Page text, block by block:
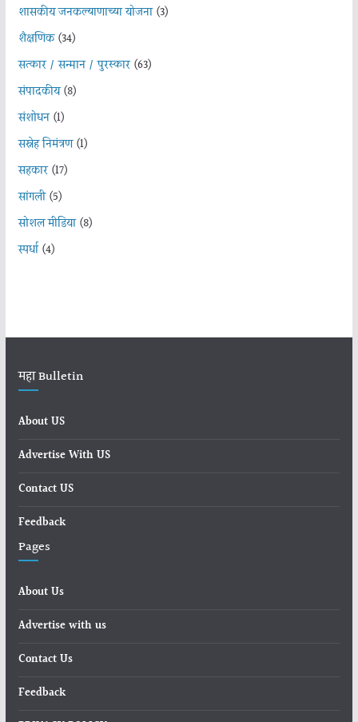
शासकीय जनकल्याणाच्या योजना(3)
शैक्षणिक(34)
सत्कार / सन्मान / पुरस्कार(63)
संपादकीय(8)
संशोधन(1)
सस्नेह निमंत्रण(1)
सहकार(17)
सांगली(5)
सोशल मीडिया(8)
स्पर्धा(4)
महा Bulletin
About US
Advertise With US
Contact US
Feedback
Pages
About Us
Advertise with us
Contact Us
Feedback